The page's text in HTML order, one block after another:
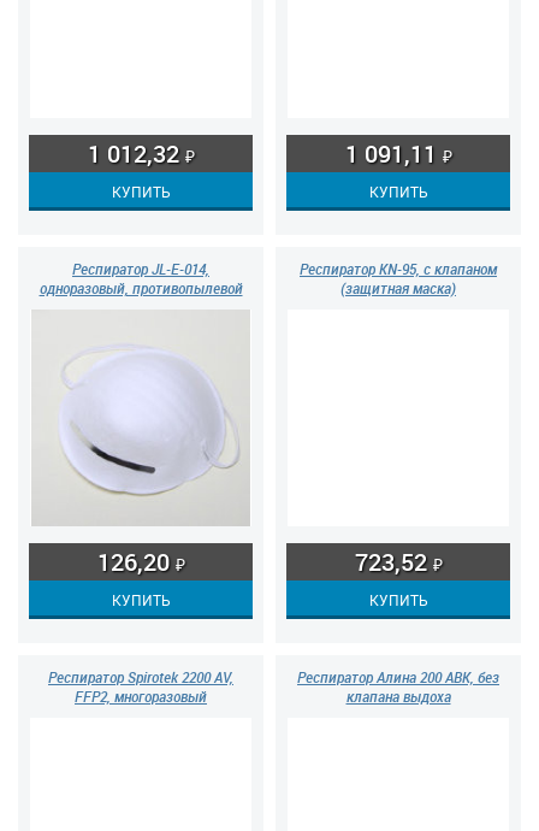
1 012,32 ₽ 1 091,11 ₽
Респиратор JL-E-014,
одноразовый, противопылевой
126,20 ₽
Респиратор KN-95, с клапаном
(защитная маска)
723,52 ₽
Респиратор Spirotek 2200 AV,
FFP2, многоразовый
Респиратор Алина 200 АВК, без
клапана выдоха